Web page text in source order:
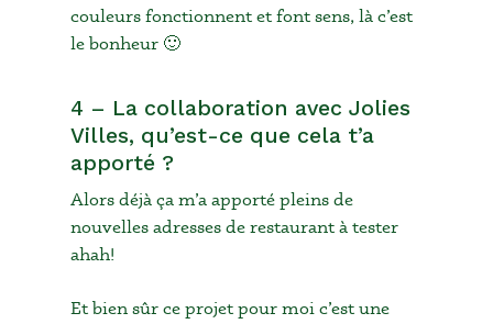
No products in the cart.
couleurs fonctionnent et font sens, là c’est
le bonheur 🙂
4 – La collaboration avec Jolies
Villes, qu’est-ce que cela t’a
apporté ?
Alors déjà ça m’a apporté pleins de
nouvelles adresses de restaurant à tester
ahah!
Et bien sûr ce projet pour moi c’est une